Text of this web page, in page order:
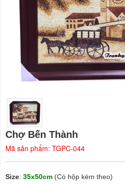
Chợ Bến Thành
Mã sản phẩm: TGPC-044
Size: 35x50cm (Có hộp kèm theo)